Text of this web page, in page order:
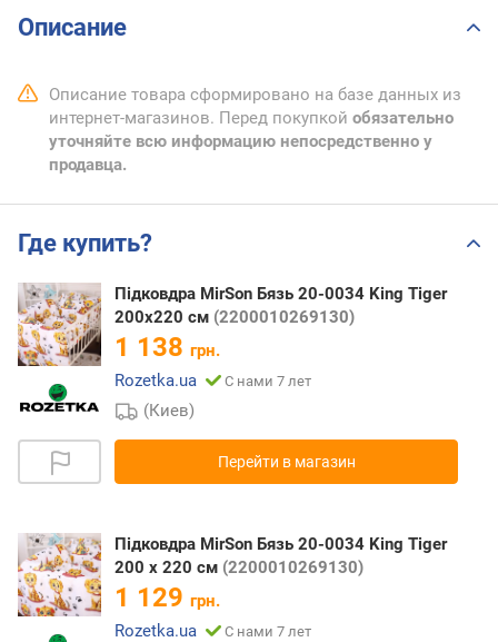
Описание
Описание товара сформировано на базе данных из
интернет-магазинов. Перед покупкой обязательно
уточняйте всю информацию непосредственно у
продавца.
Где купить?
Підковдра MirSon Бязь 20-0034 King Tiger
200х220 см (2200010269130)
1 138 грн.
Rozetka.ua
С нами 7 лет
(Киев)
Перейти в магазин
Підковдра MirSon Бязь 20-0034 King Tiger
200 x 220 см (2200010269130)
1 129 грн.
Rozetka.ua
С нами 7 лет